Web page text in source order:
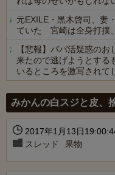
元EXILE・黒木啓司、妻
ていた 宮崎は全身打撲
【悲報】パパ活疑惑の
来たので逃げようとする
いるところを激写されて
みかんの白スジと皮、
2017年1月13日
スレッド
果物